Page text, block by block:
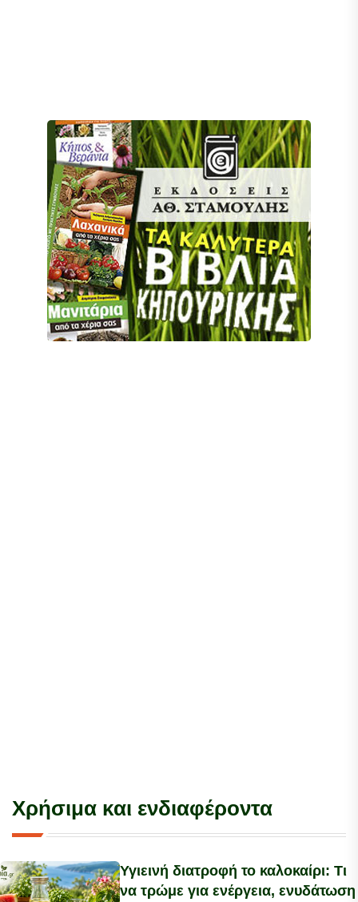
Χρήσιμα και ενδιαφέροντα
Υγιεινή διατροφή το καλοκαίρι: Τι
να τρώμε για ενέργεια, ενυδάτωση